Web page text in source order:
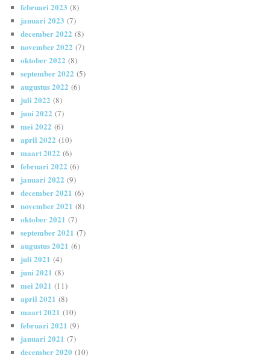
februari 2023 (8)
januari 2023 (7)
december 2022 (8)
november 2022 (7)
oktober 2022 (8)
september 2022 (5)
augustus 2022 (6)
juli 2022 (8)
juni 2022 (7)
mei 2022 (6)
april 2022 (10)
maart 2022 (6)
februari 2022 (6)
januari 2022 (9)
december 2021 (6)
november 2021 (8)
oktober 2021 (7)
september 2021 (7)
augustus 2021 (6)
juli 2021 (4)
juni 2021 (8)
mei 2021 (11)
april 2021 (8)
maart 2021 (10)
februari 2021 (9)
januari 2021 (7)
december 2020 (10)